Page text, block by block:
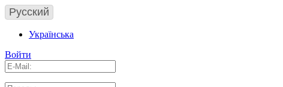
Русский
Українська
Войти